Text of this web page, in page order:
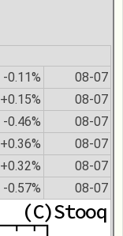
-0.11% 08-07
+0.15% 08-07
-0.46% 08-07
+0.36% 08-07
+0.32% 08-07
-0.57% 08-07